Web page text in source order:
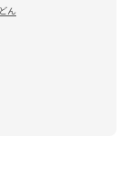
ん